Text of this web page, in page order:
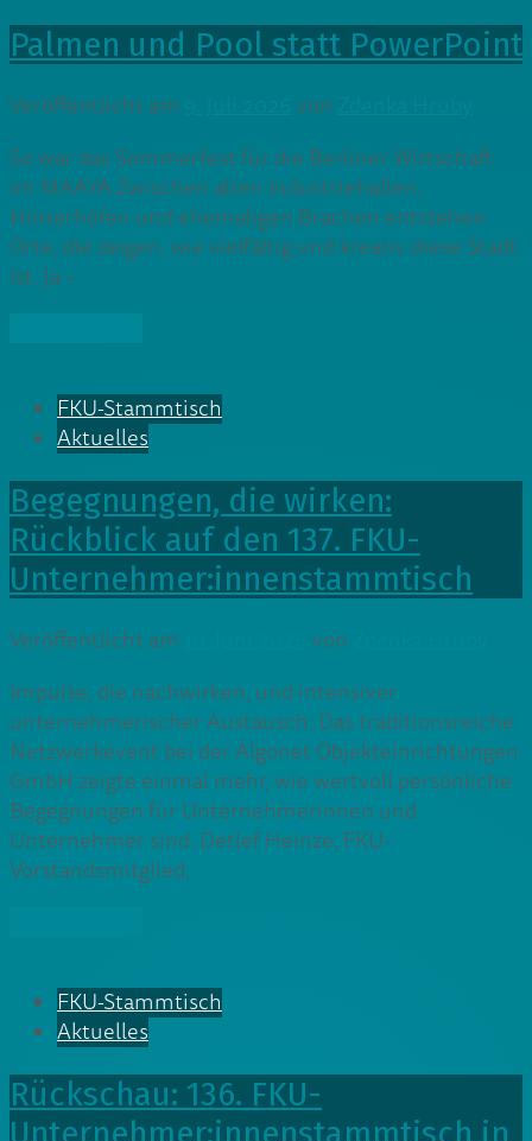
Palmen und Pool statt PowerPoint
Veröffentlicht am von
So war das Sommerfest für die Berliner Wirtschaft
im MAAYA Zwischen alten Industriehallen,
Hinterhöfen und ehemaligen Brachen entstehen
Orte, die zeigen, wie vielfältig und kreativ diese Stadt
ist. Ja –
FKU-Stammtisch
Aktuelles
Begegnungen, die wirken:
Rückblick auf den 137. FKU-
Unternehmer:innenstammtisch
Veröffentlicht am von
Impulse, die nachwirken, und intensiver
unternehmerischer Austausch: Das traditionsreiche
Netzwerkevent bei der Algonet Objekteinrichtungen
GmbH zeigte einmal mehr, wie wertvoll persönliche
Begegnungen für Unternehmerinnen und
Unternehmer sind. Detlef Heinze, FKU-
Vorstandsmitglied,
FKU-Stammtisch
Aktuelles
Rückschau: 136. FKU-